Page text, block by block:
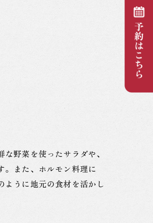
野菜を使ったサラダや、
。また、ホルモン料理に
うに地元の食材を活かし